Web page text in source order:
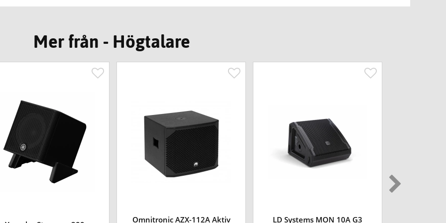
Mer från - Högtalare
Omnitronic AZX-112A Aktiv
LD Systems MON 10A G3